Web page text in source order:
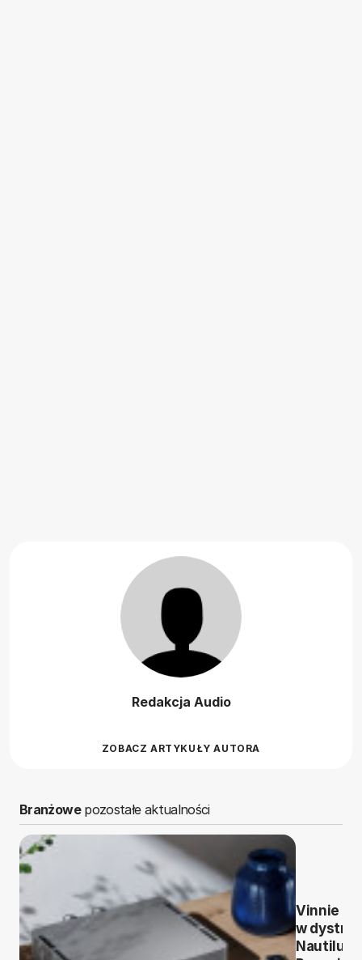
Redakcja Audio
ZOBACZ ARTYKUŁY AUTORA
Branżowepozostałe aktualności
Vinnie
w
Nautilus.